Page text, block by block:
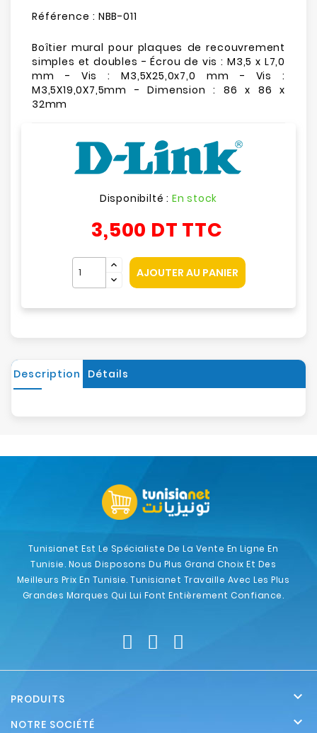
Référence : NBB-011
Boîtier mural pour plaques de recouvrement
simples et doubles - Écrou de vis : M3,5 x L7,0
mm - Vis : M3,5X25,0x7,0 mm - Vis :
M3,5X19,0X7,5mm - Dimension : 86 x 86 x
32mm
Disponibilté : En stock
3,500 DT TTC
AJOUTER AU PANIER
Description Détails
Tunisianet Est Le Spécialiste De La Vente En Ligne En
Tunisie. Nous Disposons Du Plus Grand Choix Et Des
Meilleurs Prix En Tunisie. Tunisianet Travaille Avec Les Plus
Grandes Marques Qui Lui Font Entièrement Confiance.
PRODUITS 
NOTRE SOCIÉTÉ 